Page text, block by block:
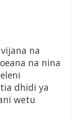
na
na nina
dhidi ya
wetu